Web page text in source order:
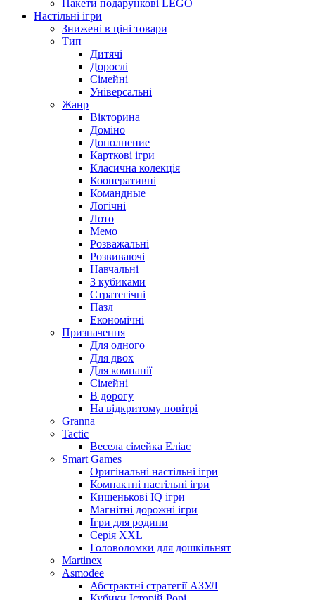
Пакети подарункові LEGO
Настільні ігри
Знижені в ціні товари
Тип
Дитячі
Дорослі
Сімейні
Універсальні
Жанр
Вікторина
Доміно
Дополнение
Карткові ігри
Класична колекція
Кооперативні
Командные
Логічні
Лото
Мемо
Розважальні
Розвиваючі
Навчальні
З кубиками
Стратегічні
Пазл
Економічні
Призначення
Для одного
Для двох
Для компанії
Сімейні
В дорогу
На відкритому повітрі
Granna
Tactic
Весела сімейка Еліас
Smart Games
Оригінальні настільні ігри
Компактні настільні ігри
Кишенькові IQ ігри
Магнітні дорожні ігри
Ігри для родини
Серія XXL
Головоломки для дошкільнят
Martinex
Asmodee
Абстрактні стратегії АЗУЛ